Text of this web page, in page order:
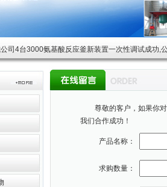
司4台3000氨基酸反应釜新装置一次性调试成功,
尊敬的客户，如果你对
我们合作成功！
产品名称：
求购数量：